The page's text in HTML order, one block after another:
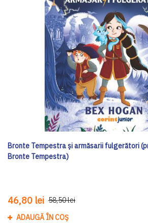
Bronte Tempestra și armăsarii fulgerători
Bronte Tempestra)
46,80 lei 58,50 lei
ADAUGĂ ÎN COȘ